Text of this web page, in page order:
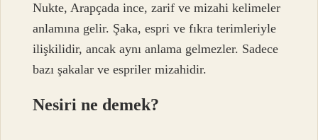
Nukte, Arapçada ince, zarif ve mizahi kelimeler
anlamına gelir. Şaka, espri ve fıkra terimleriyle
ilişkilidir, ancak aynı anlama gelmezler. Sadece
bazı şakalar ve espriler mizahidir.
Nesiri ne demek?